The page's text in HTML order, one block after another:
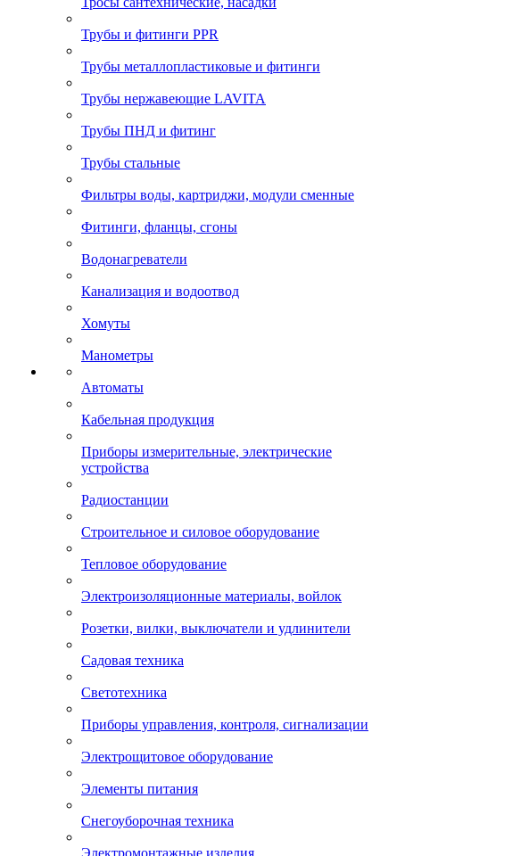
Трубы и фитинги PPR
Трубы металлопластиковые и фитинги
Трубы нержавеющие LAVITA
Трубы ПНД и фитинг
Трубы стальные
Фильтры воды, картриджи, модули сменные
Фитинги, фланцы, сгоны
Водонагреватели
Канализация и водоотвод
Хомуты
Манометры
Автоматы
Кабельная продукция
Приборы измерительные, электрические
устройства
Радиостанции
Строительное и силовое оборудование
Тепловое оборудование
Электроизоляционные материалы, войлок
Розетки, вилки, выключатели и удлинители
Садовая техника
Светотехника
Приборы управления, контроля, сигнализации
Электрощитовое оборудование
Элементы питания
Снегоуборочная техника
Электромонтажные изделия